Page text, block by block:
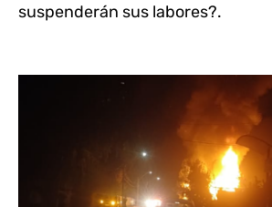
suspenderán sus labores?.